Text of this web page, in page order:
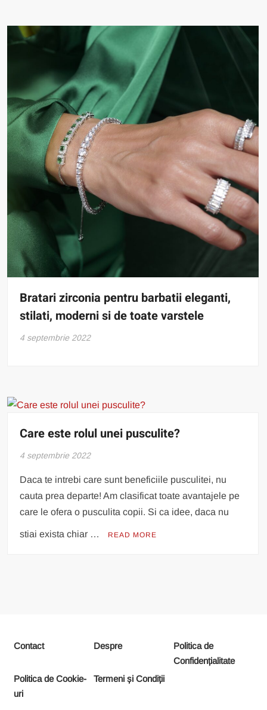
Bratari zirconia pentru barbatii eleganti,
stilati, moderni si de toate varstele
4 septembrie 2022
Care este rolul unei pusculite?
4 septembrie 2022
Daca te intrebi care sunt beneficiile pusculitei, nu
cauta prea departe! Am clasificat toate avantajele pe
care le ofera o pusculita copii. Si ca idee, daca nu
stiai exista chiar … READ MORE
Contact Despre
Politica de
Confidențialitate
Politica de Cookie-
uri
Termeni și Condiții